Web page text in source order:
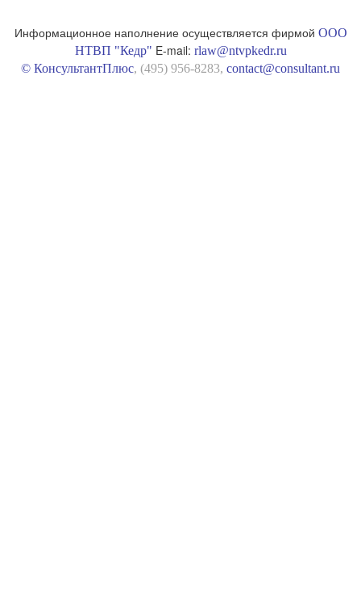
Информационное наполнение осуществляется фирмой ООО
НТВП "Кедр" E-mail: rlaw@ntvpkedr.ru
© КонсультантПлюс, (495) 956-8283, contact@consultant.ru